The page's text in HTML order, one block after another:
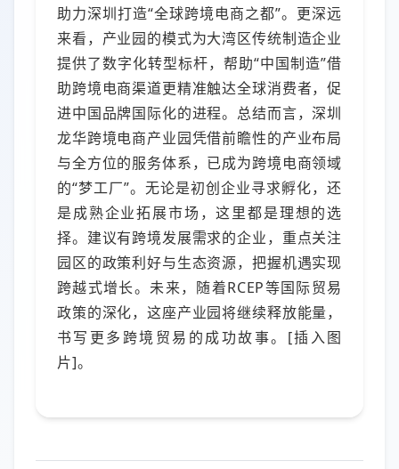
助力深圳打造“全球跨境电商之都”。更深远
来看，产业园的模式为大湾区传统制造企业
提供了数字化转型标杆，帮助“中国制造”借
助跨境电商渠道更精准触达全球消费者，促
进中国品牌国际化的进程。总结而言，深圳
龙华跨境电商产业园凭借前瞻性的产业布局
与全方位的服务体系，已成为跨境电商领域
的“梦工厂”。无论是初创企业寻求孵化，还
是成熟企业拓展市场，这里都是理想的选
择。建议有跨境发展需求的企业，重点关注
园区的政策利好与生态资源，把握机遇实现
跨越式增长。未来，随着RCEP等国际贸易
政策的深化，这座产业园将继续释放能量，
书写更多跨境贸易的成功故事。[插入图
片]。